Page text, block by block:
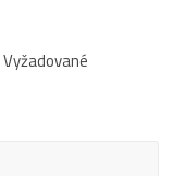
Vyžadované